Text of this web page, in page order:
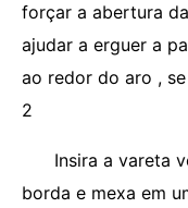
forçar a abertura
ajudar a erguer a
ao redor do aro ,
2
Insira a vareta
borda e mexa em